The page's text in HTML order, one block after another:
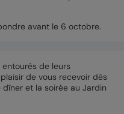
avant le 6 octobre.
entourés de leurs
de vous recevoir dès
et la soirée au Jardin